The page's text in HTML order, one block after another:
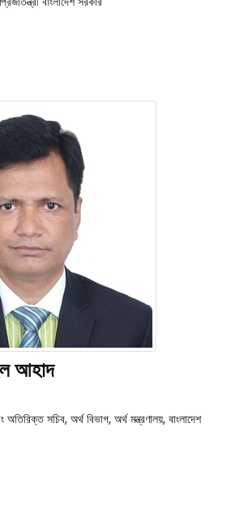
আহাদ
সচিব, অর্থ বিভাগ, অর্থ মন্ত্রণালয়, বাংলাদেশ